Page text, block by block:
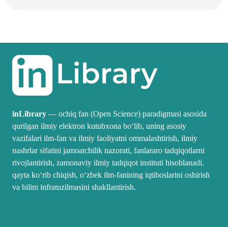
inLibrary — ochiq fan (Open Science) paradigmasi asosida
qurilgan ilmiy elektron kutubxona boʻlib, uning asosiy
vazifalari ilm-fan va ilmiy faoliyatni ommalashtirish, ilmiy
nashrlar sifatini jamoatchilik nazorati, fanlararo tadqiqotlarni
rivojlantirish, zamonaviy ilmiy tadqiqot instituti hisoblanadi.
qayta koʻrib chiqish, oʻzbek ilm-fanining iqtiboslarini oshirish
va bilim infratuzilmasini shakllantirish.